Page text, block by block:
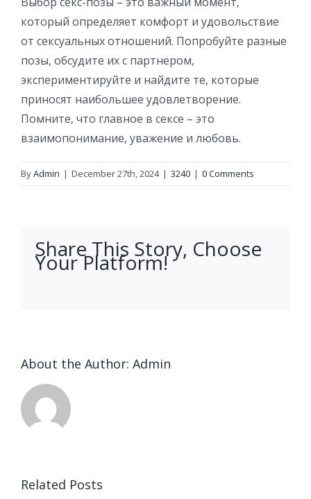
который определяет комфорт и удовольствие
от сексуальных отношений. Попробуйте разные
позы, обсудите их с партнером,
экспериментируйте и найдите те, которые
приносят наибольшее удовлетворение.
Помните, что главное в сексе – это
взаимопонимание, уважение и любовь.
ByAdmin | December 27th, 2024 | 3240 | 0 Comments
Share This Story, Choose
Your Platform!
About the Author: Admin
Related Posts